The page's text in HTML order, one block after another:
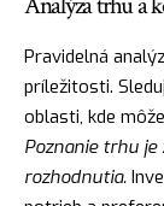
Pravidelná
príležitosti.
oblasti, kde
Poznanie trhu
rozhodnutia.